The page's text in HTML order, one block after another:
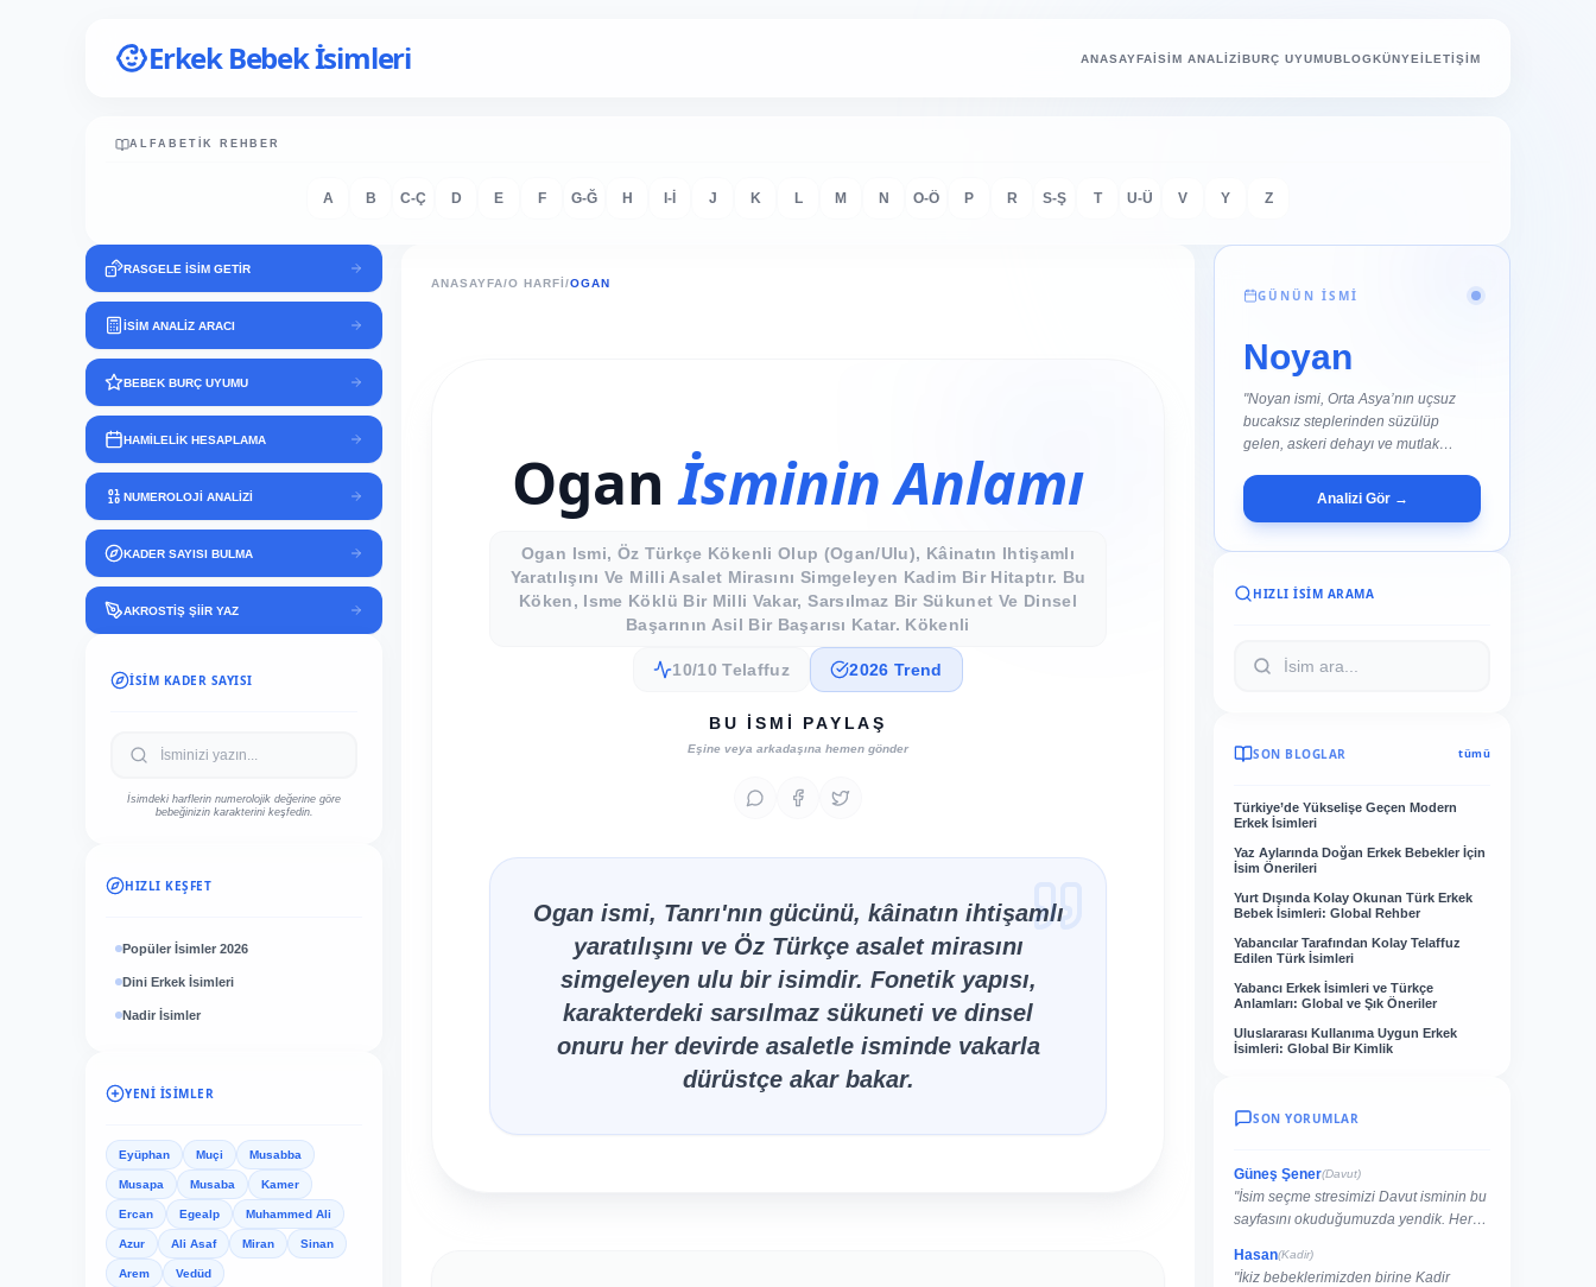
Erkek Bebek İsimleri ANASAYFAİSİM ANALİZİBURÇ UYUMUBLOGKÜNYEİLETİŞİM
ALFABETIK REHBER
A B C-Ç D E F G-Ğ H I-İ J K L M N O-Ö P R S-Ş T U-Ü V Y Z
RASGELE İSİM GETİR
İSİM ANALİZ ARACI
BEBEK BURÇ UYUMU
HAMİLELİK HESAPLAMA
NUMEROLOJİ ANALİZİ
KADER SAYISI BULMA
AKROSTİŞ ŞİİR YAZ
İSIM KADER SAYISI
İsimdeki harflerin numerolojik değerine göre
bebeğinizin karakterini keşfedin.
HIZLI KEŞFET
Popüler İsimler 2026
Dini Erkek İsimleri
Nadir İsimler
YENI İSIMLER
Eyüphan Muçi Musabba
Musapa Musaba Kamer
Ercan Egealp Muhammed Ali
Azur Ali Asaf Miran Sinan
Arem Vedüd
ANASAYFA/O HARFI/OGAN
Oganİsminin Anlamı
Ogan Ismi, Öz Türkçe Kökenli Olup (Ogan/Ulu), Kâinatın Ihtişamlı
Yaratılışını Ve Milli Asalet Mirasını Simgeleyen Kadim Bir Hitaptır. Bu
Köken, Isme Köklü Bir Milli Vakar, Sarsılmaz Bir Sükunet Ve Dinsel
Başarının Asil Bir Başarısı Katar. Kökenli
10/10 Telaffuz 2026 Trend
BU İSMI PAYLAŞ
Eşine veya arkadaşına hemen gönder
Ogan ismi, Tanrı'nın gücünü, kâinatın ihtişamlı
yaratılışını ve Öz Türkçe asalet mirasını
simgeleyen ulu bir isimdir. Fonetik yapısı,
karakterdeki sarsılmaz sükuneti ve dinsel
onuru her devirde asaletle isminde vakarla
dürüstçe akar bakar.
GÜNÜN İSMİ
Noyan
"Noyan ismi, Orta Asya’nın uçsuz
bucaksız steplerinden süzülüp
gelen, askeri dehayı ve mutlak
Analizi Gör →
HIZLI İSIM ARAMA
SON BLOGLAR tümü
Türkiye’de Yükselişe Geçen Modern
Erkek İsimleri
Yaz Aylarında Doğan Erkek Bebekler İçin
İsim Önerileri
Yurt Dışında Kolay Okunan Türk Erkek
Bebek İsimleri: Global Rehber
Yabancılar Tarafından Kolay Telaffuz
Edilen Türk İsimleri
Yabancı Erkek İsimleri ve Türkçe
Anlamları: Global ve Şık Öneriler
Uluslararası Kullanıma Uygun Erkek
İsimleri: Global Bir Kimlik
SON YORUMLAR
Güneş Şener(Davut)
"İsim seçme stresimizi Davut isminin bu
sayfasını okuduğumuzda yendik. Her
Hasan(Kadir)
"İkiz bebeklerimizden birine Kadir